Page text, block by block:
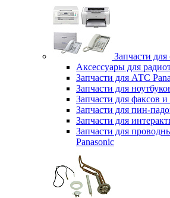
Запчасти
Аксессуары для
Запчасти для АТС
Запчасти для
Запчасти для факсов
Запчасти для пин-
Запчасти для
Запчасти для
Panasonic